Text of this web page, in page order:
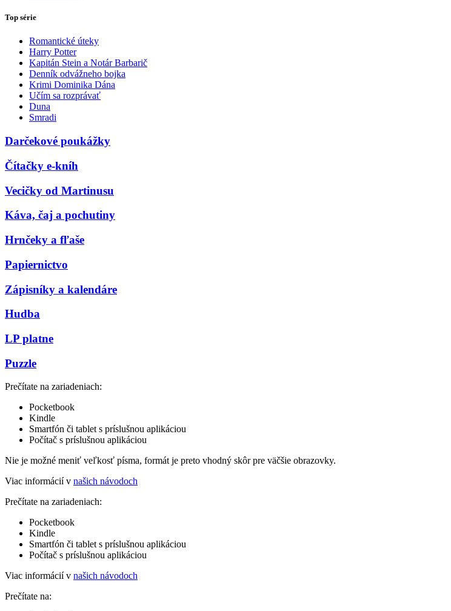
Top série
Romantické úteky
Harry Potter
Kapitán Stein a Notár Barbarič
Denník odvážneho bojka
Krimi Dominika Dána
Učím sa rozprávať
Duna
Smradi
Darčekové poukážky
Čítačky e-kníh
Vecičky od Martinusu
Káva, čaj a pochutiny
Hrnčeky a fľaše
Papiernictvo
Zápisníky a kalendáre
Hudba
LP platne
Puzzle
Prečítate na zariadeniach:
Pocketbook
Kindle
Smartfón či tablet s príslušnou aplikáciou
Počítač s príslušnou aplikáciou
Nie je možné meniť veľkosť písma, formát je preto vhodný skôr pre väčšie obrazovky.
Viac informácií v našich návodoch
Prečítate na zariadeniach:
Pocketbook
Kindle
Smartfón či tablet s príslušnou aplikáciou
Počítač s príslušnou aplikáciou
Viac informácií v našich návodoch
Prečítate na: